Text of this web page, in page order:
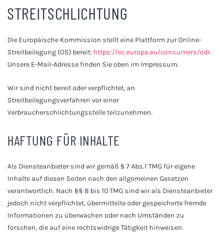
STREITSCHLICHTUNG
Die Europäische Kommission stellt eine Plattform zur Online-
Streitbeilegung (OS) bereit: https://ec.europa.eu/consumers/odr.
Unsere E-Mail-Adresse finden Sie oben im Impressum.
Wir sind nicht bereit oder verpflichtet, an
Streitbeilegungsverfahren vor einer
Verbraucherschlichtungsstelle teilzunehmen.
HAFTUNG FÜR INHALTE
Als Diensteanbieter sind wir gemäß § 7 Abs.1 TMG für eigene
Inhalte auf diesen Seiten nach den allgemeinen Gesetzen
verantwortlich. Nach §§ 8 bis 10 TMG sind wir als Diensteanbieter
jedoch nicht verpflichtet, übermittelte oder gespeicherte fremde
Informationen zu überwachen oder nach Umständen zu
forschen, die auf eine rechtswidrige Tätigkeit hinweisen.